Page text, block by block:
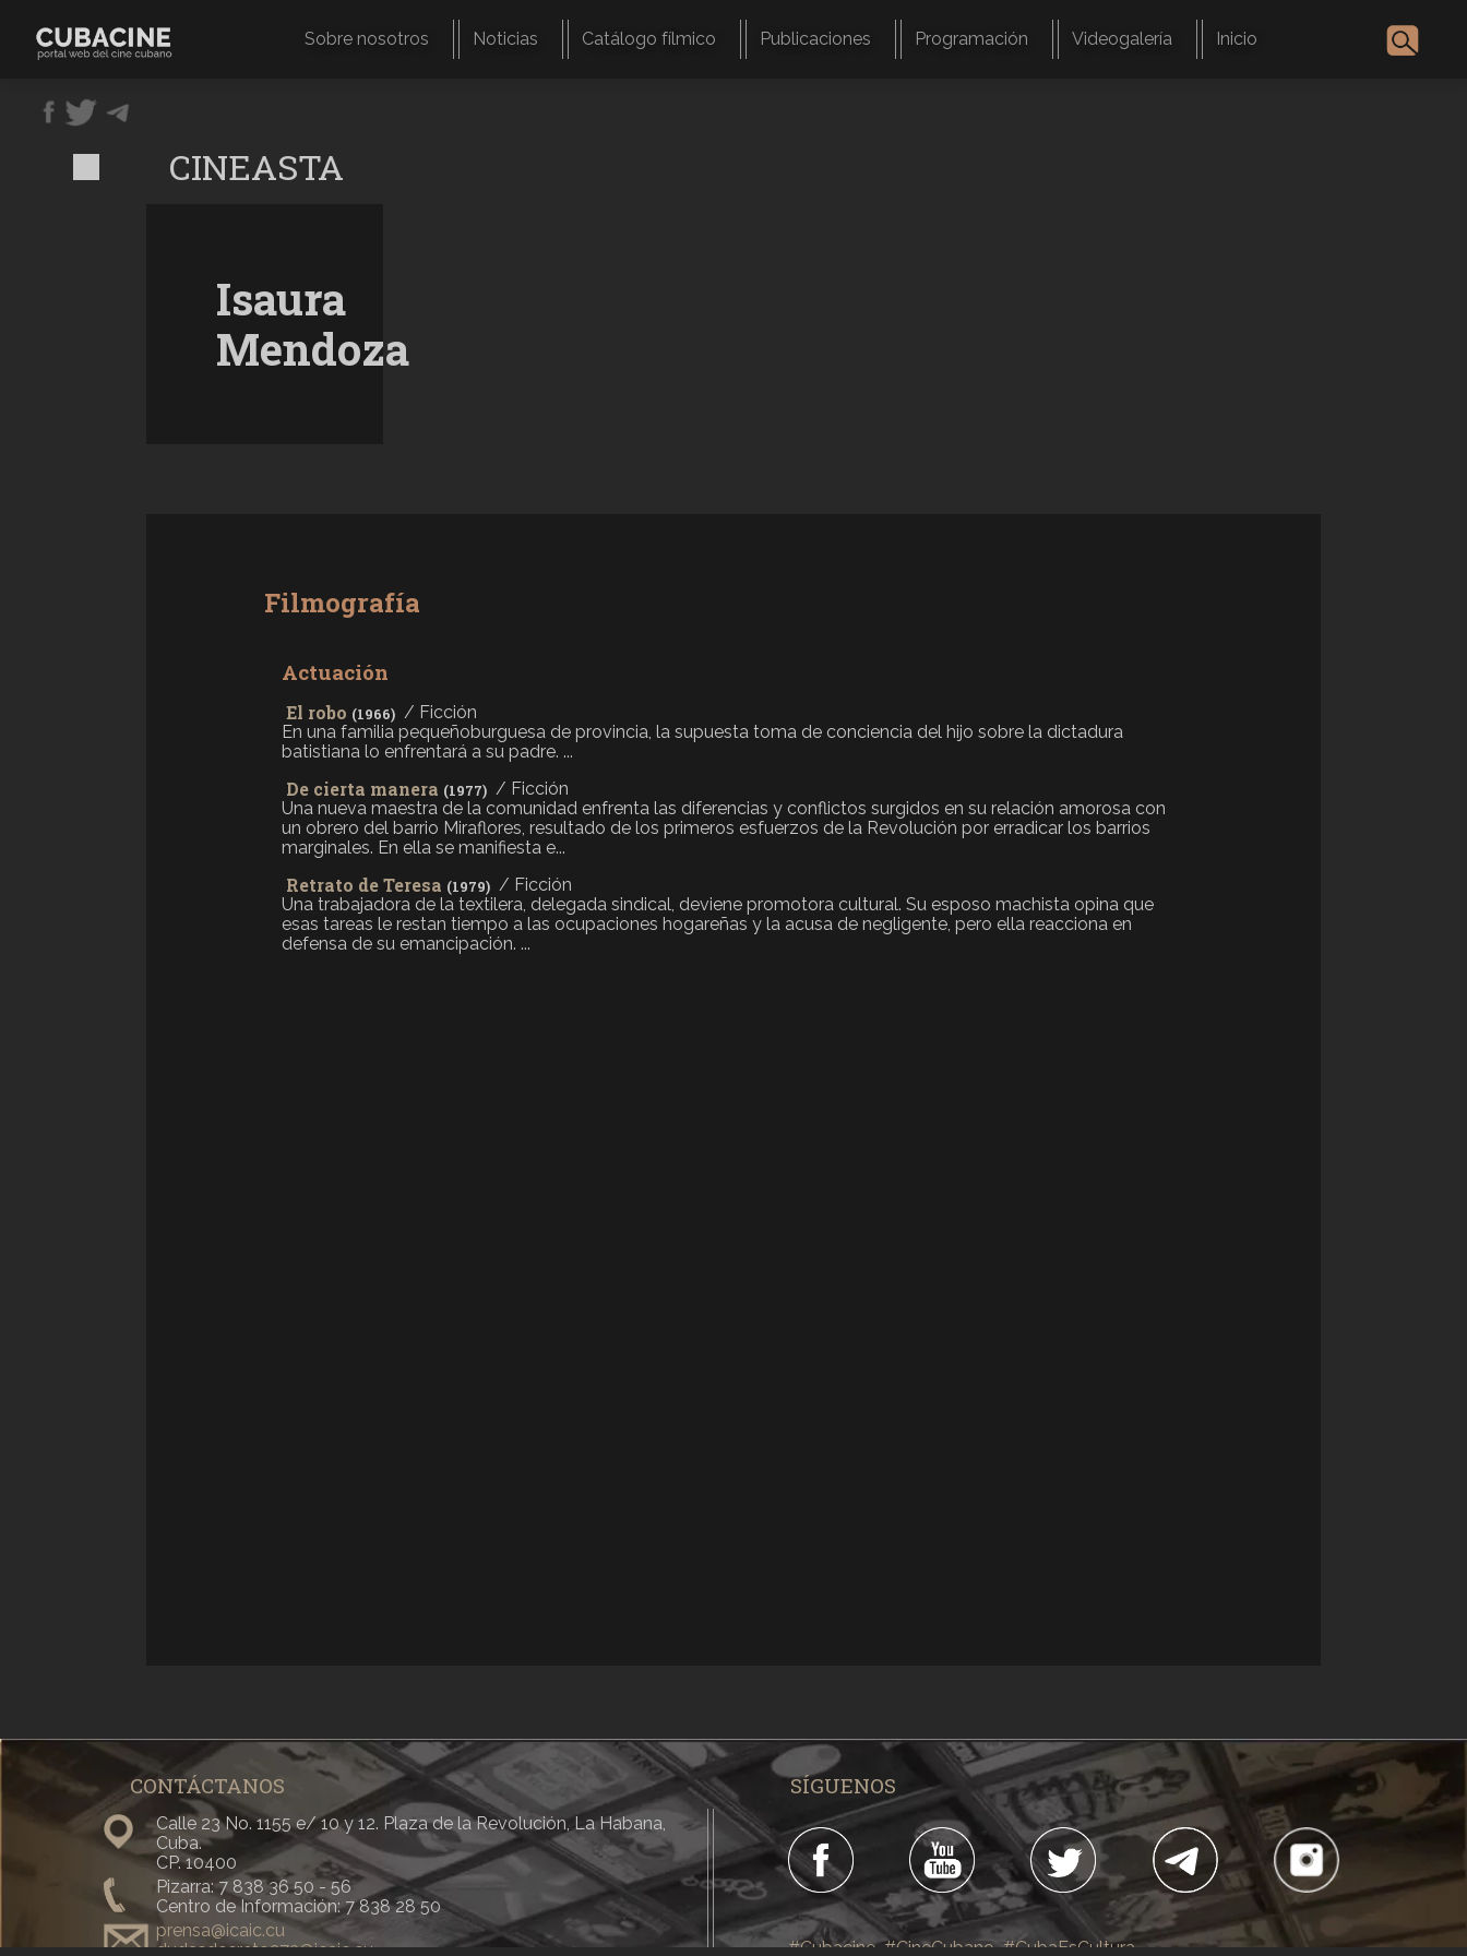
contenido
Navegación
Sobre nosotros Noticias Catálogo fílmico Publicaciones Programación Videogalería Inicio
CINEASTA
Isaura
Mendoza
Filmografía
Actuación
El robo (1966) / Ficción
En una familia pequeñoburguesa de provincia, la supuesta toma de conciencia del hijo sobre la dictadura
batistiana lo enfrentará a su padre. ...
De cierta manera (1977) / Ficción
Una nueva maestra de la comunidad enfrenta las diferencias y conflictos surgidos en su relación amorosa con
un obrero del barrio Miraflores, resultado de los primeros esfuerzos de la Revolución por erradicar los barrios
marginales. En ella se manifiesta e...
Retrato de Teresa (1979) / Ficción
Una trabajadora de la textilera, delegada sindical, deviene promotora cultural. Su esposo machista opina que
esas tareas le restan tiempo a las ocupaciones hogareñas y la acusa de negligente, pero ella reacciona en
defensa de su emancipación. ...
CONTÁCTANOS
Calle 23 No. 1155 e/ 10 y 12. Plaza de la Revolución, La Habana,
Cuba.
CP. 10400
Pizarra: 7 838 36 50 - 56
Centro de Información: 7 838 28 50
prensa@icaic.cu
dudasdecreto373@icaic.cu
SÍGUENOS
#Cubacine #CineCubano #CubaEsCultura